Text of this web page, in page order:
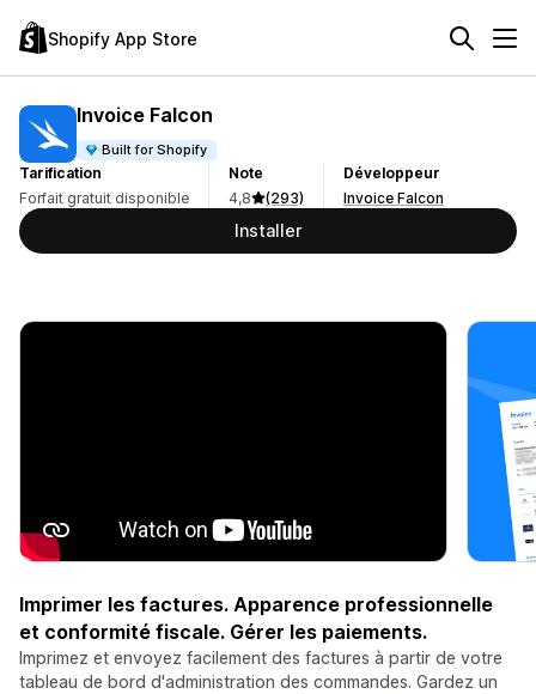
Shopify App Store
Invoice Falcon
Built for Shopify
Tarification
Forfait gratuit disponible
Note
4,8
(293)
Développeur
Invoice Falcon
Installer
Imprimer les factures. Apparence professionnelle
et conformité fiscale. Gérer les paiements.
Imprimez et envoyez facilement des factures à partir de votre
tableau de bord d'administration des commandes. Gardez un